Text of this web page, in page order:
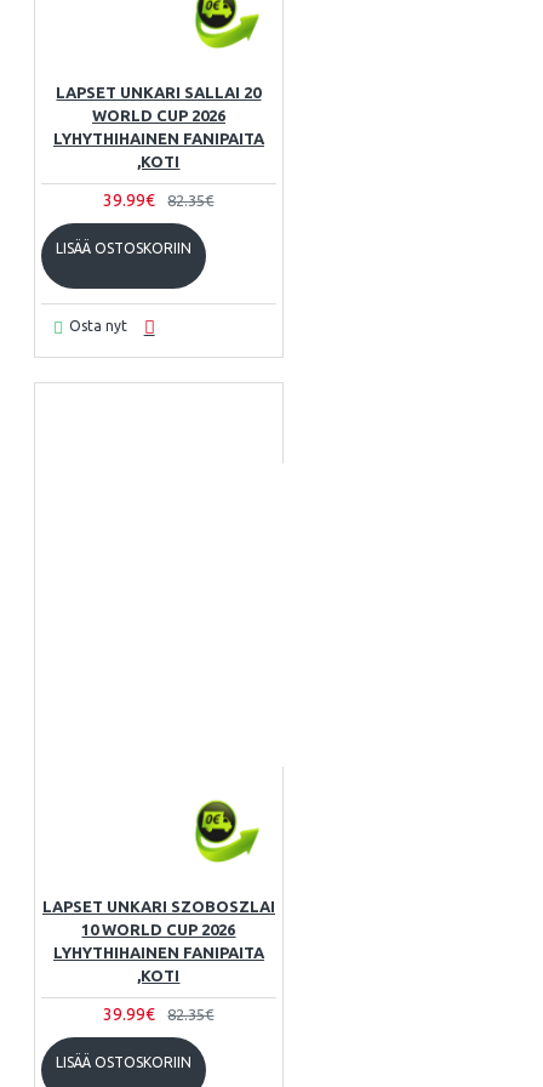
LAPSET UNKARI SALLAI 20
WORLD CUP 2026
LYHYTHIHAINEN FANIPAITA
,KOTI
39.99€ 82.35€
LISÄÄ OSTOSKORIIN
Osta nyt
LAPSET UNKARI SZOBOSZLAI
10 WORLD CUP 2026
LYHYTHIHAINEN FANIPAITA
,KOTI
39.99€ 82.35€
LISÄÄ OSTOSKORIIN